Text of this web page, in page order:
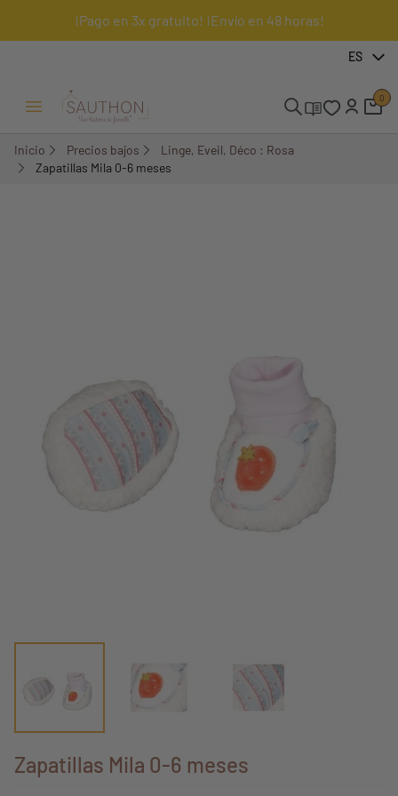
¡Pago en 3x gratuito! ¡Envío en 48 horas!
ES
Menú Abrir/Cerrar
0
Inicio Precios bajos
Linge, Eveil, Déco : Rosa
Zapatillas Mila 0-6 meses
Zapatillas Mila 0-6 meses